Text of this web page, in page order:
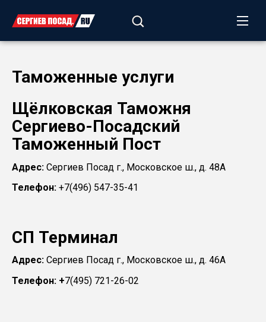
Таможенные услуги
Щёлковская Таможня
Сергиево-Посадский
Таможенный Пост
Адрес: Сергиев Посад г., Московское ш., д. 48А
Телефон: +7(496) 547-35-41
СП Терминал
Адрес: Сергиев Посад г., Московское ш., д. 46А
Телефон: +7(495) 721-26-02